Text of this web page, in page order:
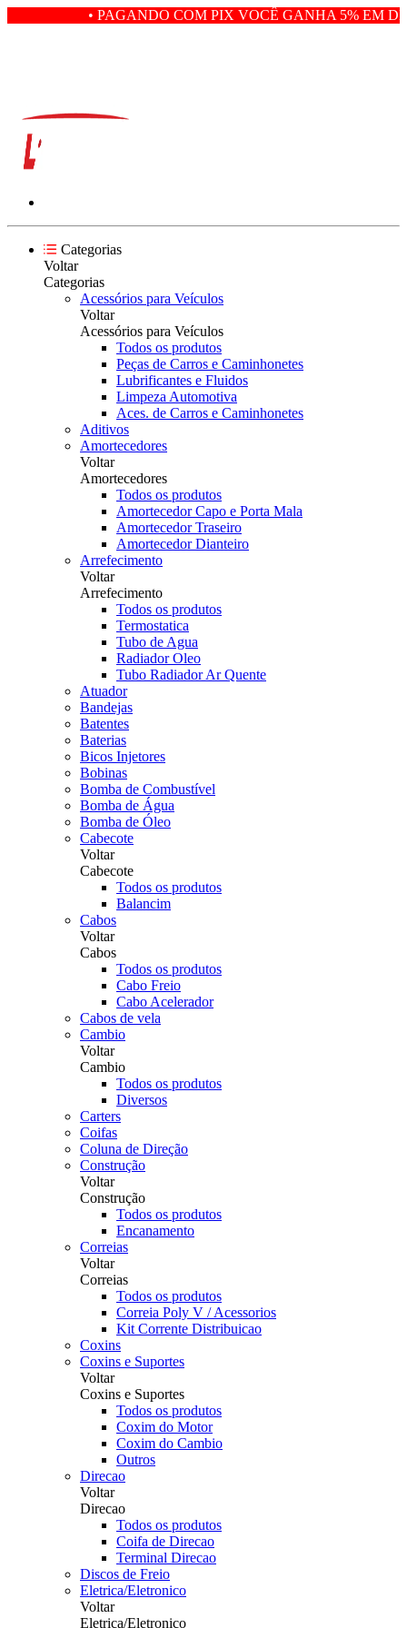
• PAGANDO COM PIX VOCÊ GANHA 5% EM
Categorias
Voltar
Categorias
Acessórios para Veículos
Voltar
Acessórios para Veículos
Todos os produtos
Peças de Carros e Caminhonetes
Lubrificantes e Fluidos
Limpeza Automotiva
Aces. de Carros e Caminhonetes
Aditivos
Amortecedores
Voltar
Amortecedores
Todos os produtos
Amortecedor Capo e Porta Mala
Amortecedor Traseiro
Amortecedor Dianteiro
Arrefecimento
Voltar
Arrefecimento
Todos os produtos
Termostatica
Tubo de Agua
Radiador Oleo
Tubo Radiador Ar Quente
Atuador
Bandejas
Batentes
Baterias
Bicos Injetores
Bobinas
Bomba de Combustível
Bomba de Água
Bomba de Óleo
Cabecote
Voltar
Cabecote
Todos os produtos
Balancim
Cabos
Voltar
Cabos
Todos os produtos
Cabo Freio
Cabo Acelerador
Cabos de vela
Cambio
Voltar
Cambio
Todos os produtos
Diversos
Carters
Coifas
Coluna de Direção
Construção
Voltar
Construção
Todos os produtos
Encanamento
Correias
Voltar
Correias
Todos os produtos
Correia Poly V / Acessorios
Kit Corrente Distribuicao
Coxins
Coxins e Suportes
Voltar
Coxins e Suportes
Todos os produtos
Coxim do Motor
Coxim do Cambio
Outros
Direcao
Voltar
Direcao
Todos os produtos
Coifa de Direcao
Terminal Direcao
Discos de Freio
Eletrica/Eletronico
Voltar
Eletrica/Eletronico